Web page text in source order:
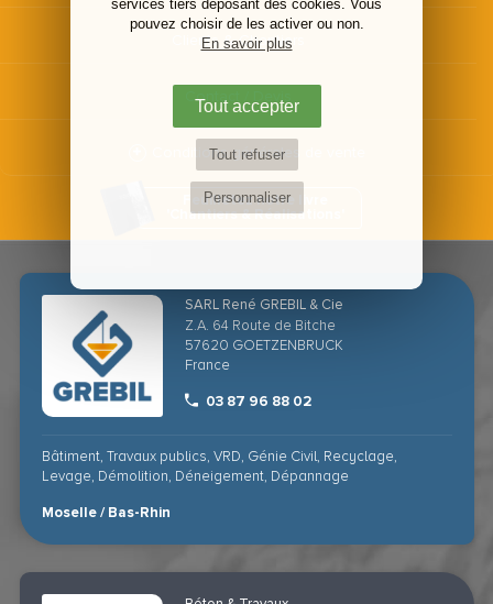
services tiers déposant des cookies. Vous
pouvez choisir de les activer ou non.
En savoir plus
Tout accepter
Tout refuser
Personnaliser
Clients & Chantiers
Contact / Devis
Conditions générales de vente
Feuilletez notre livre
'Chantiers & Réalisations'
SARL René GREBIL & Cie
Z.A. 64 Route de Bitche
57620 GOETZENBRUCK
France
03 87 96 88 02
Bâtiment, Travaux publics, VRD, Génie Civil, Recyclage,
Levage, Démolition, Déneigement, Dépannage
Moselle / Bas-Rhin